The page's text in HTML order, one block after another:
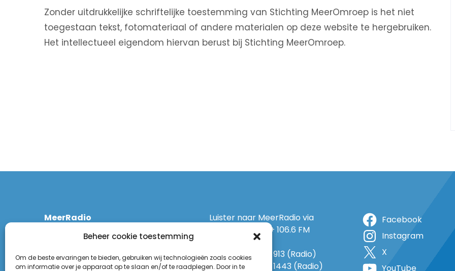
Beheer cookie toestemming
Om de beste ervaringen te bieden, gebruiken wij technologieën zoals cookies
om informatie over je apparaat op te slaan en/of te raadplegen. Door in te
Zonder uitdrukkelijke schriftelijke toestemming van Stichting MeerOmroep is het niet
toegestaan tekst, fotomateriaal of andere materialen op deze website te hergebruiken.
Het intellectueel eigendom hiervan berust bij Stichting MeerOmroep.
MeerRadio
2131 CT Hoofddorp
(023) 55 55 900
Luister naar MeerRadio via
Ether: 105.5 FM + 106.6 FM
DAB+ op 5A
Ziggo: 38 (TV) + 913 (Radio)
KPN: 1143 (TV) + 1443 (Radio)
Facebook
Instagram
X
YouTube